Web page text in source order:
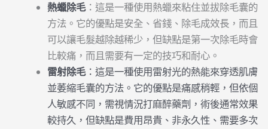
熱蠟除毛：這是一種使用熱蠟來粘住並拔除毛囊的
方法。它的優點是安全、省錢、除毛成效長，而且
可以讓毛髮越除越稀少，但缺點是第一次除毛時會
比較痛，而且需要有一定的技巧和耐心。
雷射除毛：這是一種使用雷射光的熱能來穿透肌膚
並萎縮毛囊的方法。它的優點是痛感稍輕，但依個
人敏感不同，需視情況打麻醉藥劑，術後通常效果
較持久，但缺點是費用昂貴、非永久性、需要多次